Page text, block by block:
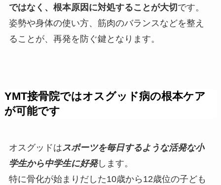
ではなく、根本原因に対処することが大切 です。
姿勢や身体の使い方、筋肉のバランスなどを整え
ることが、再発を防ぐ鍵となります。
YMT接骨院ではオスグッド病の根本ケア
が可能です
オスグッドはスポーツを毎日するような活発な小
学生から中学生に好発します。
特に骨化が始まりだした10歳から12歳位の子ども